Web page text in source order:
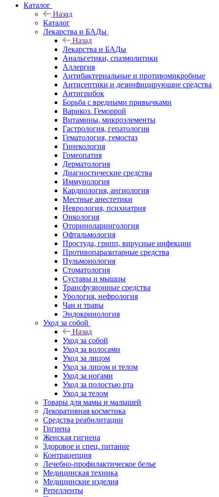
Каталог
Назад
Каталог
Лекарства и БАДы
Назад
Лекарства и БАДы
Анальгетики, спазмолитики
Аллергия
Антибактериальные и противомикробные
Антисептики и дезинфицирующие средства
Антигрибок
Борьба с вредными привычками
Варикоз. Геморрой
Витамины, микроэлементы
Гастрология, гепатология
Гематология, гемостаз
Гинекология
Гомеопатия
Дерматология
Диагностические средства
Иммунология
Кардиология, ангиология
Местные анестетики
Неврология, психиатрия
Онкология
Оториноларингология
Офтальмология
Простуда, грипп, вирусные инфекции
Противопаразитарные средства
Пульмонология
Стоматология
Суставы и мышцы
Трансфузионные средства
Урология, нефрология
Чаи и травы
Эндокринология
Уход за собой
Назад
Уход за собой
Уход за волосами
Уход за лицом
Уход за лицом и телом
Уход за ногами
Уход за полостью рта
Уход за телом
Товары для мамы и малышей
Декоративная косметика
Средства реабилитации
Гигиена
Женская гигиена
Здоровое и спец. питание
Контрацепция
Лечебно-профилактическое белье
Медицинская техника
Медицинские изделия
Репелленты